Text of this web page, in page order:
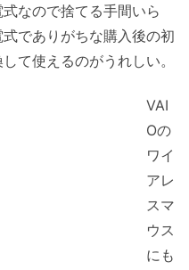
なので捨てる手間いら
でありがちな購入後の初
て使えるのがうれしい。
VAI
Oの
ワイ
アレ
スマ
ウス
にも